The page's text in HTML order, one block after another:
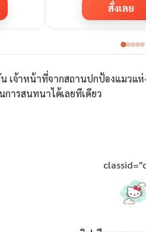
สั่งเลย
หน้าที่จากสถานปกป้องแมวแห่ง
ารสนทนาได้เลยทีเดียว